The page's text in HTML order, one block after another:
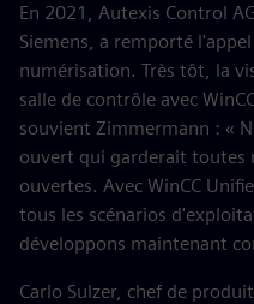
En 2021, Autexis Control
Siemens, a remporté
numérisation. Très tôt, la
salle de contrôle avec
souvient Zimmermann : «
ouvert qui garderait toutes
ouvertes. Avec WinCC
tous les scénarios
développons maintenant
Carlo Sulzer, chef de